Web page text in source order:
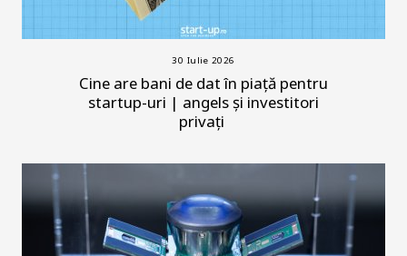
30 Iulie 2026
Cine are bani de dat în piață pentru
startup-uri | angels și investitori
privați